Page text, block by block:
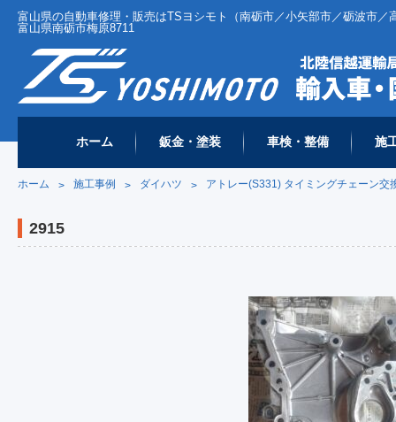
富山県の自動車修理・販売はTSヨシモト（南砺市／小矢部市／砺波市
富山県南砺市梅原8711
ホーム 鈑金・塗装 車検・整備 施
ホーム > 施工事例 > ダイハツ > アトレー(S331) タイミングチェーン交
2915